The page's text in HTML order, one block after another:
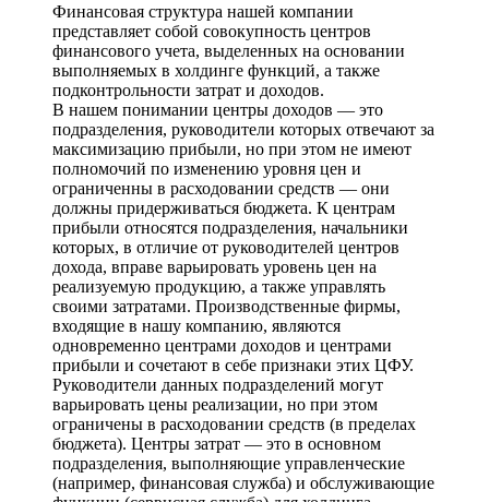
Финансовая структура нашей компании
представляет собой совокупность центров
финансового учета, выделенных на основании
выполняемых в холдинге функций, а также
подконтрольности затрат и доходов.
В нашем понимании центры доходов — это
подразделения, руководители которых отвечают за
максимизацию прибыли, но при этом не имеют
полномочий по изменению уровня цен и
ограниченны в расходовании средств — они
должны придерживаться бюджета. К центрам
прибыли относятся подразделения, начальники
которых, в отличие от руководителей центров
дохода, вправе варьировать уровень цен на
реализуемую продукцию, а также управлять
своими затратами. Производственные фирмы,
входящие в нашу компанию, являются
одновременно центрами доходов и центрами
прибыли и сочетают в себе признаки этих ЦФУ.
Руководители данных подразделений могут
варьировать цены реализации, но при этом
ограничены в расходовании средств (в пределах
бюджета). Центры затрат — это в основном
подразделения, выполняющие управленческие
(например, финансовая служба) и обслуживающие